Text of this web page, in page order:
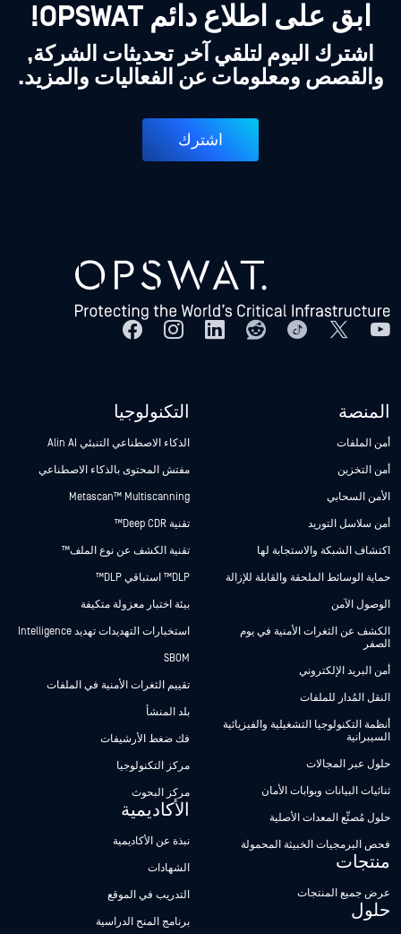
ابق على اطلاع دائم OPSWAT!
اشترك اليوم لتلقي آخر تحديثات الشركة,
والقصص ومعلومات عن الفعاليات والمزيد.
اشترك
المنصة
أمن الملفات
أمن التخزين
الأمن السحابي
أمن سلاسل التوريد
اكتشاف الشبكة والاستجابة لها
حماية الوسائط الملحقة والقابلة للإزالة
الوصول الآمن
الكشف عن الثغرات الأمنية في يوم
الصفر
أمن البريد الإلكتروني
النقل المُدار للملفات
أنظمة التكنولوجيا التشغيلية والفيزيائية
السيبرانية
حلول عبر المجالات
ثنائيات البيانات وبوابات الأمان
حلول مُصنِّع المعدات الأصلية
فحص البرمجيات الخبيثة المحمولة
منتجات
عرض جميع المنتجات
حلول
التكنولوجيا
الذكاء الاصطناعي التنبئي Alin AI
مفتش المحتوى بالذكاء الاصطناعي
Metascan™ Multiscanning
تقنية Deep CDR™
تقنية الكشف عن نوع الملف™
DLP™ استباقي DLP™
بيئة اختبار معزولة متكيفة
استخبارات التهديدات تهديد Intelligence
SBOM
تقييم الثغرات الأمنية في الملفات
بلد المنشأ
فك ضغط الأرشيفات
مركز التكنولوجيا
مركز البحوث
الأكاديمية
نبذة عن الأكاديمية
الشهادات
التدريب في الموقع
برنامج المنح الدراسية